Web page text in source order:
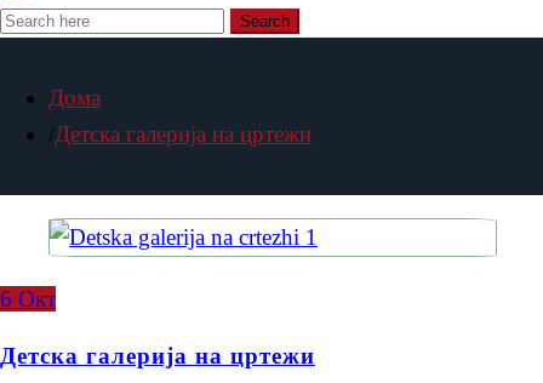
Search
Дома
Детска галерија на цртежи
6 Окт
Детска галерија на цртежи